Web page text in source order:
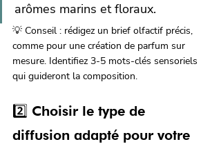
arômes marins et floraux.
💡 Conseil : rédigez un brief olfactif précis,
comme pour une création de parfum sur
mesure. Identifiez 3-5 mots-clés sensoriels
qui guideront la composition.
2️⃣ Choisir le type de
diffusion adapté pour votre